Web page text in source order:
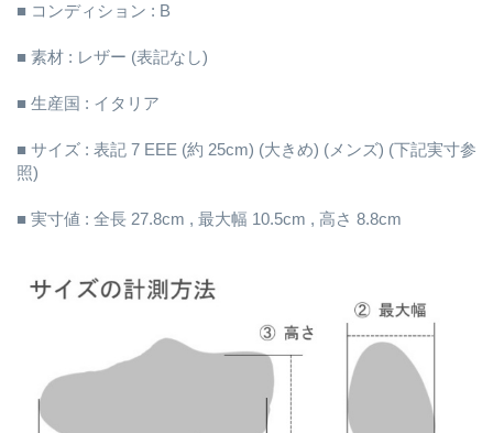
■ コンディション : B
■ 素材 : レザー (表記なし)
■ 生産国 : イタリア
■ サイズ : 表記 7 EEE (約 25cm) (大きめ) (メンズ) (下記実寸参
照)
■ 実寸値 : 全長 27.8cm , 最大幅 10.5cm , 高さ 8.8cm